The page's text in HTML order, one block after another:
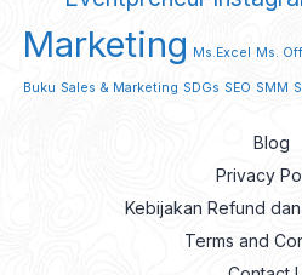
Marketing Ms.Excel Ms.
Buku Sales & Marketing SDGs SEO SMM
Blog
Privacy
Kebijakan Refund
Terms and